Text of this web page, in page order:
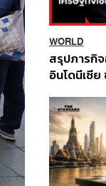
WORLD
สรุปภารกิ
อินโดนีเซี
ส่วนยุทธศ
อินโดนีเซีย